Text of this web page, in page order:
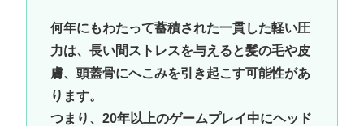
何年にもわたって蓄積された一貫した軽い圧
力は、長い間ストレスを与えると髪の毛や皮
膚、頭蓋骨にへこみを引き起こす可能性があ
ります。
つまり、20年以上のゲームプレイ中にヘッド